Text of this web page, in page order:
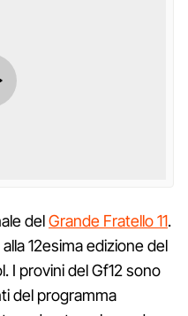
delGrande Fratello 11.
12esima edizione del
I provini del Gf12 sono
del programma